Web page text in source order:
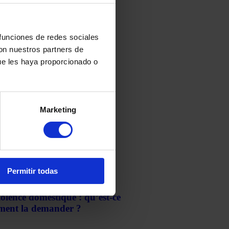
de redes sociales
nuestros partners de
les haya proporcionado o
Marketing
Permitir todas
problèmes fiscaux ?
dans les
domestique : qu’est-ce
la demander ?